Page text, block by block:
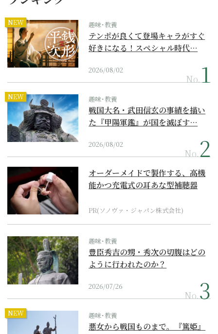
NEW 趣味･教養
テンポが良くて登場キャラがすぐ
好きになる！スペシャル時代…
2026/08/02
No.
NEW 趣味･教養
戦国大名・武田信玄の事績を描い
た『甲陽軍鑑』が国を滅ぼす…
2026/08/02
No.
オーダーメイドで製作する、高機
能かつ充電式の耳あな型補聴器
PR(ソノヴァ・ジャパン株式会社)
趣味･教養
豊臣秀吉の甥・秀次の切腹はどの
ように行われたのか？
2026/07/26
No.
NEW 趣味･教養
悪女から戦国ものまで。『篤姫』